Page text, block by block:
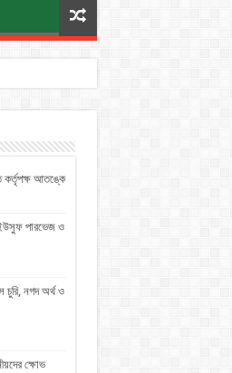
কর্তৃপক্ষ আতঙ্কে
ইউসুফ পারভেজ ও
চুরি, নগদ অর্থ ও
ক্ষোভ